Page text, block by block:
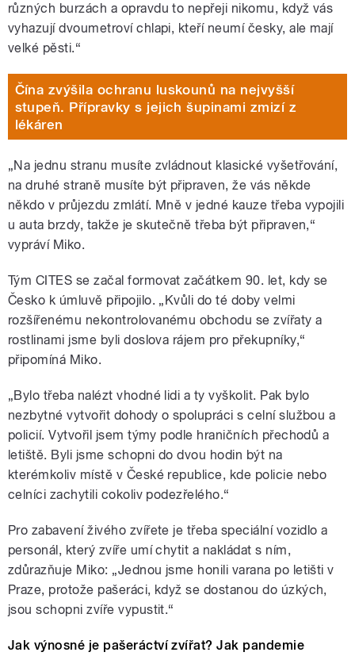
různých burzách a opravdu to nepřeji nikomu, když vás
vyhazují dvoumetroví chlapi, kteří neumí česky, ale mají
velké pěsti.“
Čína zvýšila ochranu luskounů na nejvyšší
stupeň. Přípravky s jejich šupinami zmizí z
lékáren
„Na jednu stranu musíte zvládnout klasické vyšetřování,
na druhé straně musíte být připraven, že vás někde
někdo v průjezdu zmlátí. Mně v jedné kauze třeba vypojili
u auta brzdy, takže je skutečně třeba být připraven,“
vypráví Miko.
Tým CITES se začal formovat začátkem 90. let, kdy se
Česko k úmluvě připojilo. „Kvůli do té doby velmi
rozšířenému nekontrolovanému obchodu se zvířaty a
rostlinami jsme byli doslova rájem pro překupníky,“
připomíná Miko.
„Bylo třeba nalézt vhodné lidi a ty vyškolit. Pak bylo
nezbytné vytvořit dohody o spolupráci s celní službou a
policií. Vytvořil jsem týmy podle hraničních přechodů a
letiště. Byli jsme schopni do dvou hodin být na
kterémkoliv místě v České republice, kde policie nebo
celníci zachytili cokoliv podezřelého.“
Pro zabavení živého zvířete je třeba speciální vozidlo a
personál, který zvíře umí chytit a nakládat s ním,
zdůrazňuje Miko: „Jednou jsme honili varana po letišti v
Praze, protože pašeráci, když se dostanou do úzkých,
jsou schopni zvíře vypustit.“
Jak výnosné je pašeráctví zvířat? Jak pandemie